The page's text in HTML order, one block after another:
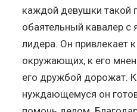
каждой девушки такой
обаятельный кавалер с
лидера. Он привлекает
окружающих, к его
его дружбой дорожат.
нуждающемуся он